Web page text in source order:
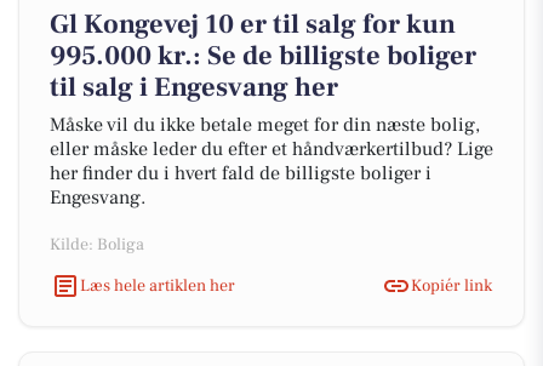
Gl Kongevej 10 er til salg for kun
995.000 kr.: Se de billigste boliger
til salg i Engesvang her
Måske vil du ikke betale meget for din næste bolig,
eller måske leder du efter et håndværkertilbud? Lige
her finder du i hvert fald de billigste boliger i
Engesvang.
Kilde: Boliga
Læs hele artiklen her
Kopiér link